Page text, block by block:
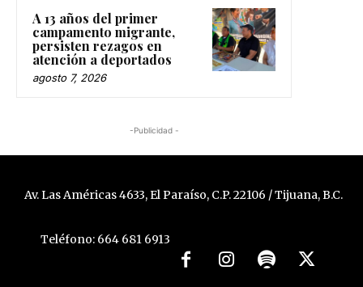
A 13 años del primer
campamento migrante,
persisten rezagos en
atención a deportados
agosto 7, 2026
-Publicidad -
Av. Las Américas 4633, El Paraíso, C.P. 22106 / Tijuana, B.C.
Teléfono: 664 681 6913